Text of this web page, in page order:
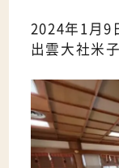
2024年1月9
出雲大社米